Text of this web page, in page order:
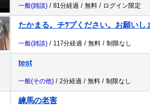
一般(雑談) / 81分経過 / 無料 / ログイン限定
たかまる。チﾂプください。お願いし
一般(雑談) / 117分経過 / 無料 / 制限なし
test
一般(その他) / 2分経過 / 無料 / 制限なし
練馬の老害